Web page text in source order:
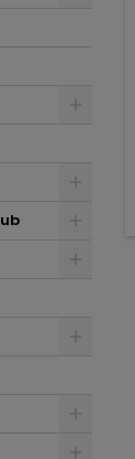
1 settimana fa
perfetto! Non vedo